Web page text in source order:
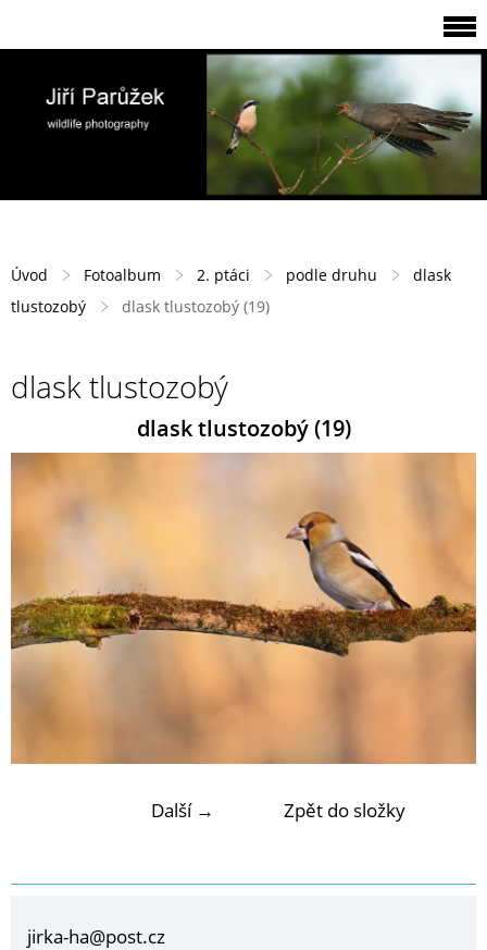
Úvod Fotoalbum 2. ptáci podle druhu
dlask
tlustozobý
dlask tlustozobý (19)
dlask tlustozobý
dlask tlustozobý (19)
Další → Zpět do složky
jirka-ha@post.cz